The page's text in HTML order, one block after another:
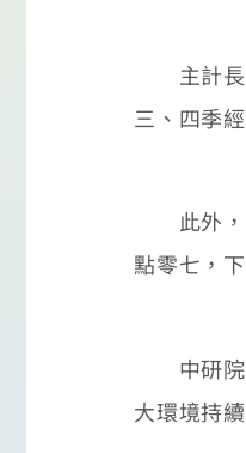
主計長
三、四季
此外，
點零七，
中研院
大環境持